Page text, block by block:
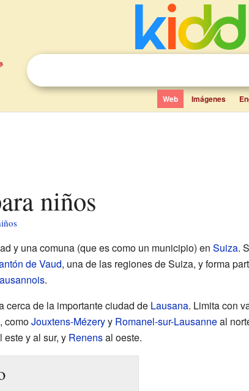
Web Imágenes
niños
y una comuna (que es como un municipio) en Suiza.
de Vaud, una de las regiones de Suiza, y forma
.
cerca de la importante ciudad de Lausana. Limita con
comoJouxtens-Mézeryy Romanel-sur-Lausanneal
y al sur, y Renensal oeste.